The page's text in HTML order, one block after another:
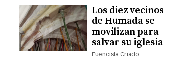
Los diez vecinos
de Humada se
movilizan para
salvar su iglesia
Fuencisla Criado